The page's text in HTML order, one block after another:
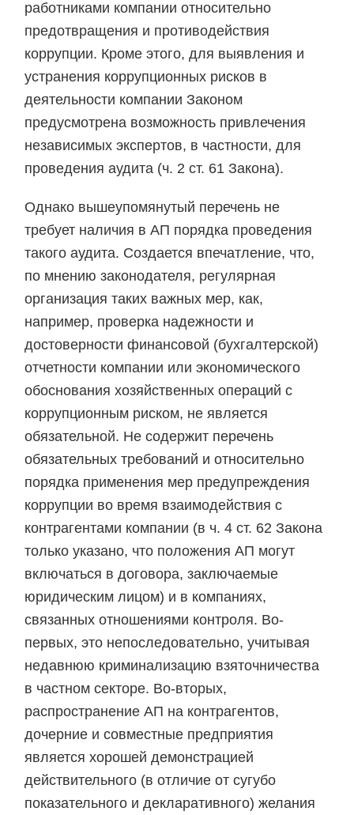
работниками компании относительно
предотвращения и противодействия
коррупции. Кроме этого, для выявления и
устранения коррупционных рисков в
деятельности компании Законом
предусмотрена возможность привлечения
независимых экспертов, в частности, для
проведения аудита (ч. 2 ст. 61 Закона).
Однако вышеупомянутый перечень не
требует наличия в АП порядка проведения
такого аудита. Создается впечатление, что,
по мнению законодателя, регулярная
организация таких важных мер, как,
например, проверка надежности и
достоверности финансовой (бухгалтерской)
отчетности компании или экономического
обоснования хозяйственных операций с
коррупционным риском, не является
обязательной. Не содержит перечень
обязательных требований и относительно
порядка применения мер предупреждения
коррупции во время взаимодействия с
контрагентами компании (в ч. 4 ст. 62 Закона
только указано, что положения АП могут
включаться в договора, заключаемые
юридическим лицом) и в компаниях,
связанных отношениями контроля. Во-
первых, это непоследовательно, учитывая
недавнюю криминализацию взяточничества
в частном секторе. Во-вторых,
распространение АП на контрагентов,
дочерние и совместные предприятия
является хорошей демонстрацией
действительного (в отличие от сугубо
показательного и декларативного) желания